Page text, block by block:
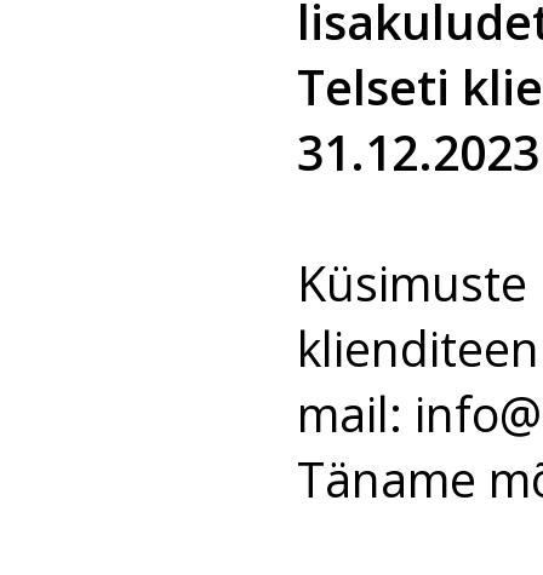
Telseti
mail:
Täname